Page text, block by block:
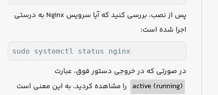
پس از نصب، بررسی کنید که آیا سرویس Nginx به درستی
اجرا شده است:
sudo systemctl status nginx
در صورتی که در خروجی دستور فوق، عبارت
active (running) را مشاهده کردید، به این معنی است